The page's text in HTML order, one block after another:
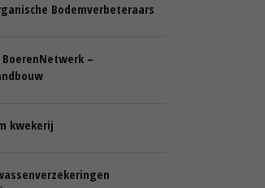
Bodemverbeteraars
–
kwekerij